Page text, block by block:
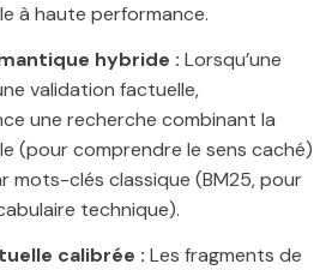
à haute performance.
hybride : Lorsqu’une
validation factuelle,
une recherche combinant la
(pour comprendre le sens caché)
mots-clés classique (BM25, pour
technique).
calibrée : Les fragments de